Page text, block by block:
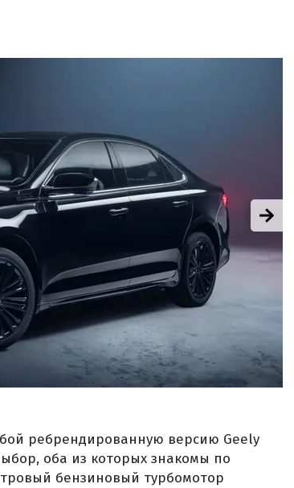
ребрендированную версию Geely
оба из которых знакомы по
бензиновый турбомотор